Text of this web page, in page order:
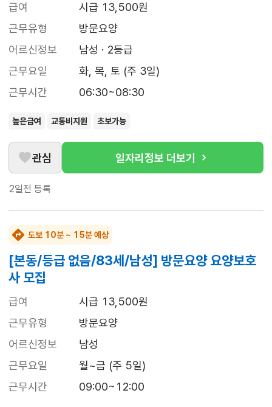
급여
시급 13,500원
근무유형
방문요양
어르신정보
남성 · 2등급
근무요일
화, 목, 토 (주 3일)
근무시간
06:30~08:30
높은급여 교통비지원 초보가능
관심 일자리정보 더보기
2일전 등록
도보 10분 ~ 15분 예상
[본동/등급 없음/83세/남성] 방문요양 요양보호
사 모집
급여
시급 13,500원
근무유형
방문요양
어르신정보
남성
근무요일
월~금 (주 5일)
근무시간
09:00~12:00